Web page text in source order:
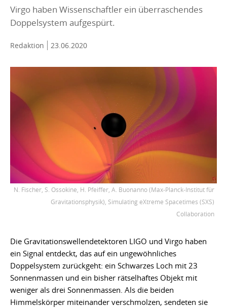
Virgo haben Wissenschaftler ein überraschendes
Doppelsystem aufgespürt.
Redaktion 23.06.2020
N. Fischer, S. Ossokine, H. Pfeiffer, A. Buonanno (Max-Planck-Institut für
Gravitationsphysik), Simulating eXtreme Spacetimes (SXS)
Collaboration
Die Gravitationswellendetektoren LIGO und Virgo haben
ein Signal entdeckt, das auf ein ungewöhnliches
Doppelsystem zurückgeht: ein Schwarzes Loch mit 23
Sonnenmassen und ein bisher rätselhaftes Objekt mit
weniger als drei Sonnenmassen. Als die beiden
Himmelskörper miteinander verschmolzen, sendeten sie